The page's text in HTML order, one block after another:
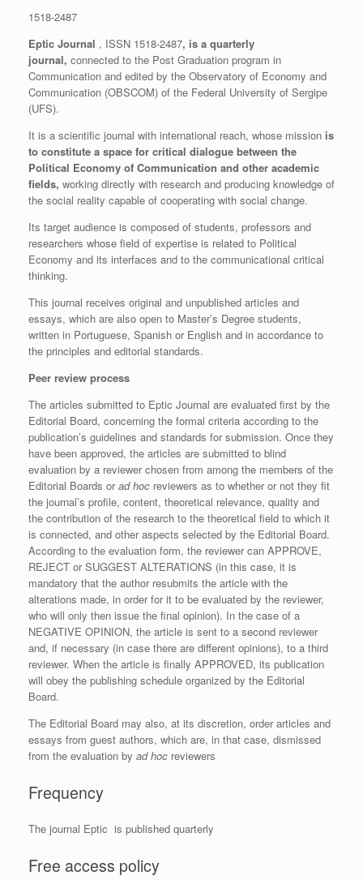
1518-2487
Eptic Journal , ISSN 1518-2487, is a quarterly
journal, connected to the Post Graduation program in
Communication and edited by the Observatory of Economy and
Communication (OBSCOM) of the Federal University of Sergipe
(UFS).
It is a scientific journal with international reach, whose mission is
to constitute a space for critical dialogue between the
Political Economy of Communication and other academic
fields, working directly with research and producing knowledge of
the social reality capable of cooperating with social change.
Its target audience is composed of students, professors and
researchers whose field of expertise is related to Political
Economy and its interfaces and to the communicational critical
thinking.
This journal receives original and unpublished articles and
essays, which are also open to Master’s Degree students,
written in Portuguese, Spanish or English and in accordance to
the principles and editorial standards.
Peer review process
The articles submitted to Eptic Journal are evaluated first by the
Editorial Board, concerning the formal criteria according to the
publication’s guidelines and standards for submission. Once they
have been approved, the articles are submitted to blind
evaluation by a reviewer chosen from among the members of the
Editorial Boards orad hoc reviewers as to whether or not they fit
the journal’s profile, content, theoretical relevance, quality and
the contribution of the research to the theoretical field to which it
is connected, and other aspects selected by the Editorial Board.
According to the evaluation form, the reviewer can APPROVE,
REJECT or SUGGEST ALTERATIONS (in this case, it is
mandatory that the author resubmits the article with the
alterations made, in order for it to be evaluated by the reviewer,
who will only then issue the final opinion). In the case of a
NEGATIVE OPINION, the article is sent to a second reviewer
and, if necessary (in case there are different opinions), to a third
reviewer. When the article is finally APPROVED, its publication
will obey the publishing schedule organized by the Editorial
Board.
The Editorial Board may also, at its discretion, order articles and
essays from guest authors, which are, in that case, dismissed
from the evaluation by ad hoc reviewers
Frequency
The journal Eptic is published quarterly
Free access policy